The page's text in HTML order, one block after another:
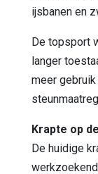
ijsbanen en
De topsport
langer
meer
Krapte op
De huidige